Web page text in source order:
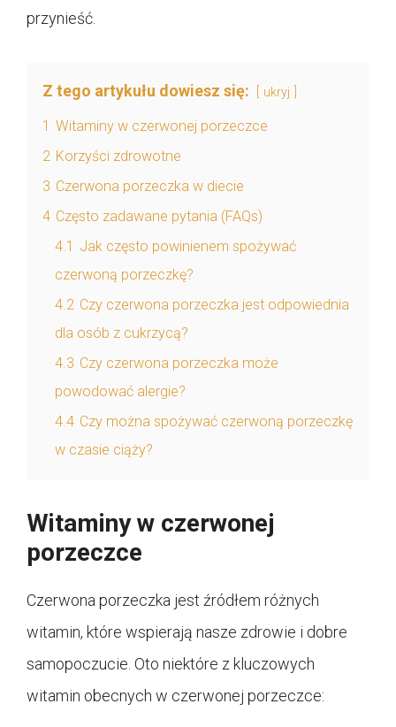
przynieść.
Z tego artykułu dowiesz się: ukryj
1 Witaminy w czerwonej porzeczce
2 Korzyści zdrowotne
3 Czerwona porzeczka w diecie
4 Często zadawane pytania (FAQs)
4.1 Jak często powinienem spożywać
czerwoną porzeczkę?
4.2 Czy czerwona porzeczka jest odpowiednia
dla osób z cukrzycą?
4.3 Czy czerwona porzeczka może
powodować alergie?
4.4 Czy można spożywać czerwoną porzeczkę
w czasie ciąży?
Witaminy w czerwonej
porzeczce
Czerwona porzeczka jest źródłem różnych
witamin, które wspierają nasze zdrowie i dobre
samopoczucie. Oto niektóre z kluczowych
witamin obecnych w czerwonej porzeczce: